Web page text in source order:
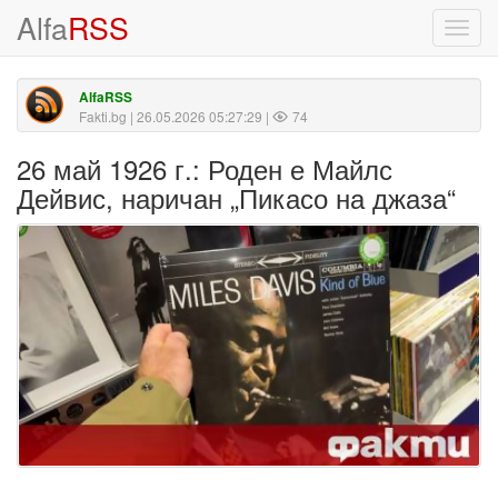
AlfaRSS
AlfaRSS
Fakti.bg | 26.05.2026 05:27:29 | 74
26 май 1926 г.: Роден е Майлс
Дейвис, наричан „Пикасо на джаза“